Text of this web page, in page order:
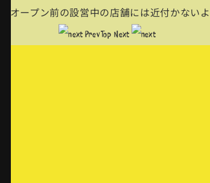
・オープン前の設営中の店舗には近付かない
PrevTop Next